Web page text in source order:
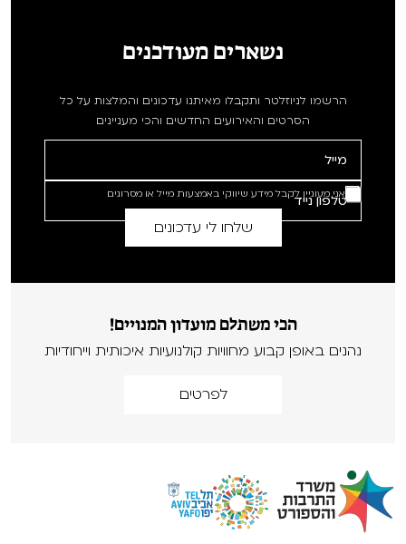
נשארים מעודכנים
הרשמו לניוזלטר ותקבלו מאיתנו עדכונים והמלצות על כל
הסרטים והאירועים החדשים והכי מעניינים
אני מעוניין לקבל מידע שיווקי באמצעות מייל או מסרונים
הכי משתלם מועדון המנויים!
נהנים באופן קבוע מחוויות קולנועיות איכותית וייחודיות
לפרטים